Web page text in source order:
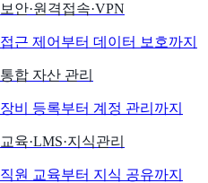
보안·원격접속·VPN
접근 제어부터 데이터 보호까지
통합 자산 관리
장비 등록부터 계정 관리까지
교육·LMS·지식관리
직원 교육부터 지식 공유까지